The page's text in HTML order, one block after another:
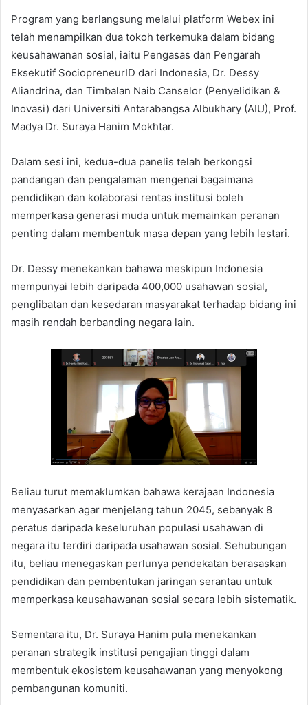
Program yang berlangsung melalui platform Webex ini
telah menampilkan dua tokoh terkemuka dalam bidang
keusahawanan sosial, iaitu Pengasas dan Pengarah
Eksekutif SociopreneurID dari Indonesia, Dr. Dessy
Aliandrina, dan Timbalan Naib Canselor (Penyelidikan &
Inovasi) dari Universiti Antarabangsa Albukhary (AIU), Prof.
Madya Dr. Suraya Hanim Mokhtar.
Dalam sesi ini, kedua-dua panelis telah berkongsi
pandangan dan pengalaman mengenai bagaimana
pendidikan dan kolaborasi rentas institusi boleh
memperkasa generasi muda untuk memainkan peranan
penting dalam membentuk masa depan yang lebih lestari.
Dr. Dessy menekankan bahawa meskipun Indonesia
mempunyai lebih daripada 400,000 usahawan sosial,
penglibatan dan kesedaran masyarakat terhadap bidang ini
masih rendah berbanding negara lain.
Beliau turut memaklumkan bahawa kerajaan Indonesia
menyasarkan agar menjelang tahun 2045, sebanyak 8
peratus daripada keseluruhan populasi usahawan di
negara itu terdiri daripada usahawan sosial. Sehubungan
itu, beliau menegaskan perlunya pendekatan berasaskan
pendidikan dan pembentukan jaringan serantau untuk
memperkasa keusahawanan sosial secara lebih sistematik.
Sementara itu, Dr. Suraya Hanim pula menekankan
peranan strategik institusi pengajian tinggi dalam
membentuk ekosistem keusahawanan yang menyokong
pembangunan komuniti.